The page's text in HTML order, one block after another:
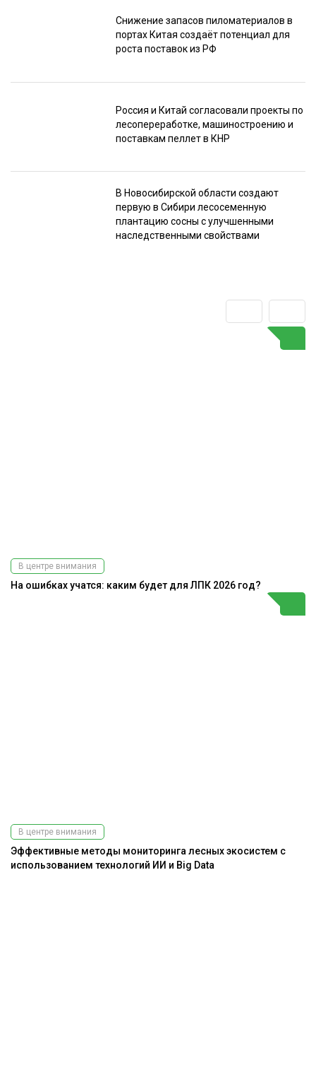
Снижение запасов пиломатериалов в
портах Китая создаёт потенциал для
роста поставок из РФ
Россия и Китай согласовали проекты по
лесопереработке, машиностроению и
поставкам пеллет в КНР
В Новосибирской области создают
первую в Сибири лесосеменную
плантацию сосны с улучшенными
наследственными свойствами
В центре внимания
На ошибках учатся: каким будет для ЛПК 2026 год?
В центре внимания
Эффективные методы мониторинга лесных экосистем с
использованием технологий ИИ и Big Data